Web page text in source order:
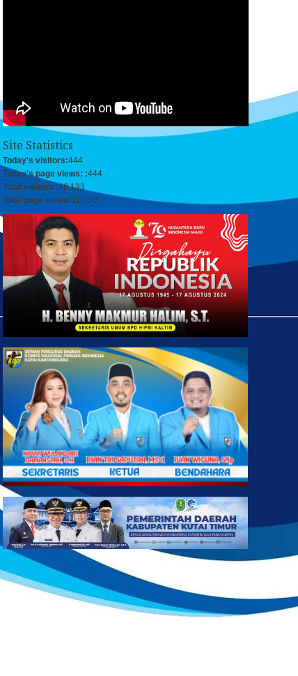
Site Statistics
Today's visitors:444
Today's page views: :444
Total visitors :48,133
Total page views:51,430